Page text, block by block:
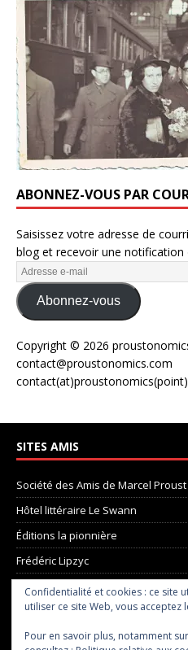
ABONNEZ-VOUS PAR
Saisissez votre adresse de
blog et recevoir une notification
Abonnez-vous
Copyright © 2026
contact@proustonomics.com
SITES AMIS
Société des Amis de Marcel Proust
Hôtel littéraire Le Swann
Éditions la pionnière
Frédéric Lipzyc
La Madeleine de Proust
Pôle Proust
le site de Chris Taylor
Confidentialité et cookies : ce site
utiliser ce site Web, vous acceptez
Pour en savoir plus, notamment